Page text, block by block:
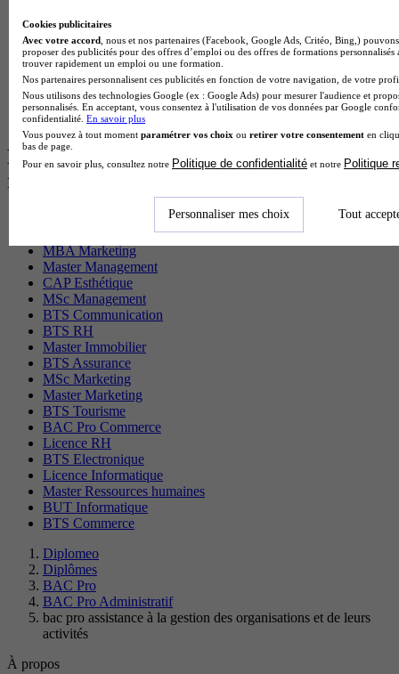
BTS Gpn en alternance
BTS Domotique en alternance
BAC Pro Agora en alternance
BTS Sta en alternance
BTS Iris en alternance
BTS Tpl en alternance
BTS Ati en alternance
Les diplômes par filière les plus
recherchés
MBA Marketing
Master Management
CAP Esthétique
MSc Management
BTS Communication
BTS RH
Master Immobilier
BTS Assurance
MSc Marketing
Master Marketing
BTS Tourisme
BAC Pro Commerce
Licence RH
BTS Electronique
Licence Informatique
Master Ressources humaines
BUT Informatique
BTS Commerce
Diplomeo
Diplômes
BAC Pro
BAC Pro Administratif
bac pro assistance à la gestion des organisations et de leurs
activités
À propos
Cookies publicitaires
Avec votre accord , nous et nos partenaires (Facebook, Google Ads, Critéo, Bing,)
proposer des publicités pour des offres d’emploi ou des offres de formations
trouver rapidement un emploi ou une formation.
Nos partenaires personnalisent ces publicités en fonction de votre navigation, de votre
Nous utilisons des technologies Google (ex : Google Ads) pour mesurer l'audience et
personnalisés. En acceptant, vous consentez à l'utilisation de vos données par Google
confidentialité. En savoir plus
Vous pouvez à tout moment paramétrer vos choix ou retirer votre consentement en
bas de page.
Pour en savoir plus, consultez notre Politique de confidentialité et notre Politique
Personnaliser mes choix Tout